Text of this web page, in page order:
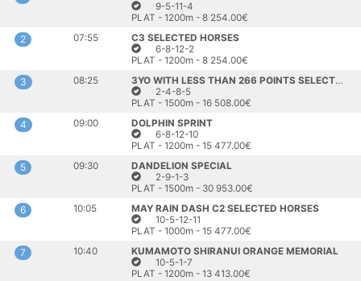
9-5-11-4
PLAT - 1200m - 8 254.00€
2 07:55
C3 SELECTED HORSES
6-8-12-2
PLAT - 1200m - 8 254.00€
3 08:25
3YO WITH LESS THAN 266 POINTS SELECTED
2-4-8-5
PLAT - 1500m - 16 508.00€
4 09:00
DOLPHIN SPRINT
6-8-12-10
PLAT - 1200m - 15 477.00€
5 09:30
DANDELION SPECIAL
2-9-1-3
PLAT - 1500m - 30 953.00€
6 10:05
MAY RAIN DASH C2 SELECTED HORSES
10-5-12-11
PLAT - 1000m - 15 477.00€
7 10:40
KUMAMOTO SHIRANUI ORANGE MEMORIAL
10-5-1-7
PLAT - 1200m - 13 413.00€